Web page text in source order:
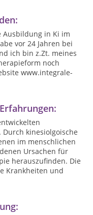
Ausbildung in Ki im
vor 24 Jahren bei
ich bin z.Zt. meines
noch
www.integrale-
kinesiolgoische
im menschlichen
Ursachen für
herauszufinden. Die
Krankheiten und